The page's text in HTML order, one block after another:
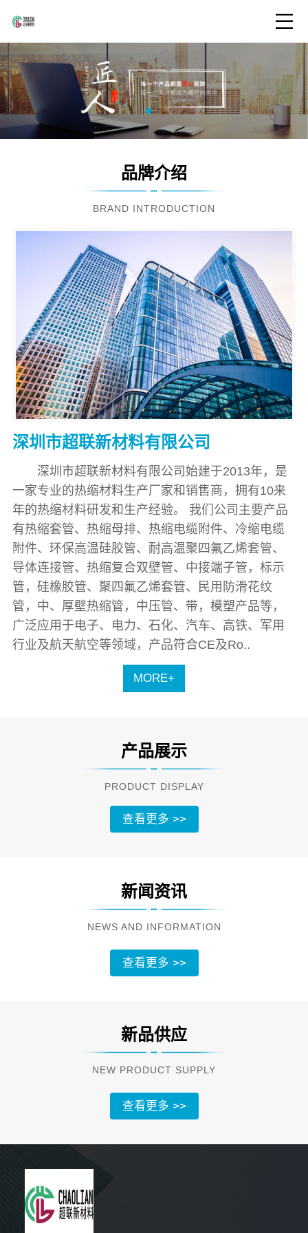
品牌介绍
BRAND INTRODUCTION
深圳市超联新材料有限公司
深圳市超联新材料有限公司始建于2013年，是
一家专业的热缩材料生产厂家和销售商，拥有10来
年的热缩材料研发和生产经验。 我们公司主要产品
有热缩套管、热缩母排、热缩电缆附件、冷缩电缆
附件、环保高温硅胶管、耐高温聚四氟乙烯套管、
导体连接管、热缩复合双壁管、中接端子管，标示
管，硅橡胶管、聚四氟乙烯套管、民用防滑花纹
管，中、厚壁热缩管，中压管、带，模塑产品等，
广泛应用于电子、电力、石化、汽车、高铁、军用
行业及航天航空等领域，产品符合CE及Ro..
MORE+
产品展示
PRODUCT DISPLAY
查看更多 >>
新闻资讯
NEWS AND INFORMATION
查看更多 >>
新品供应
NEW PRODUCT SUPPLY
查看更多 >>
5分钟前 钟小姐 正在咨询